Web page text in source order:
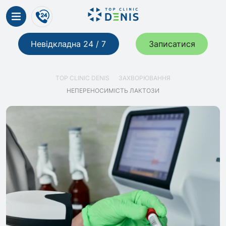
Невідкладна 24 / 7 Записатися
TOP CLINIC DENIS
ЗАХВОРЮВАННЯ
НЕПЕРЕНОСИМІСТЬ ЛАКТОЗИ